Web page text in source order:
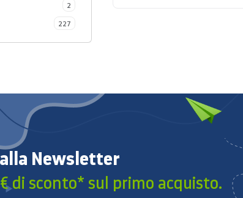
2
227
Newsletter
di sconto* sul primo acquisto.